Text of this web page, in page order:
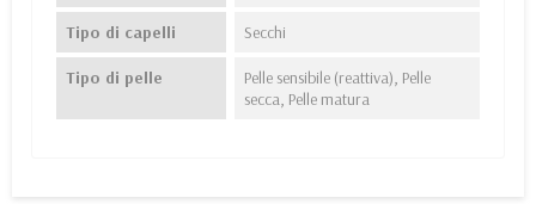
Tipo di capelli Secchi
Tipo di pelle
Pelle sensibile (reattiva), Pelle
secca, Pelle matura